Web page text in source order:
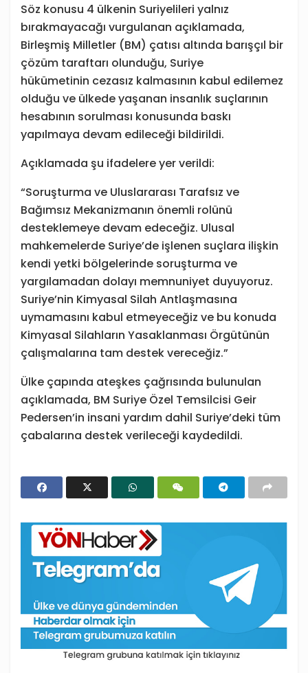
Söz konusu 4 ülkenin Suriyelileri yalnız
bırakmayacağı vurgulanan açıklamada,
Birleşmiş Milletler (BM) çatısı altında barışçıl bir
çözüm taraftarı olunduğu, Suriye
hükümetinin cezasız kalmasının kabul edilemez
olduğu ve ülkede yaşanan insanlık suçlarının
hesabının sorulması konusunda baskı
yapılmaya devam edileceği bildirildi.
Açıklamada şu ifadelere yer verildi:
“Soruşturma ve Uluslararası Tarafsız ve
Bağımsız Mekanizmanın önemli rolünü
desteklemeye devam edeceğiz. Ulusal
mahkemelerde Suriye’de işlenen suçlara ilişkin
kendi yetki bölgelerinde soruşturma ve
yargılamadan dolayı memnuniyet duyuyoruz.
Suriye’nin Kimyasal Silah Antlaşmasına
uymamasını kabul etmeyeceğiz ve bu konuda
Kimyasal Silahların Yasaklanması Örgütünün
çalışmalarına tam destek vereceğiz.”
Ülke çapında ateşkes çağrısında bulunulan
açıklamada, BM Suriye Özel Temsilcisi Geir
Pedersen’in insani yardım dahil Suriye’deki tüm
çabalarına destek verileceği kaydedildi.